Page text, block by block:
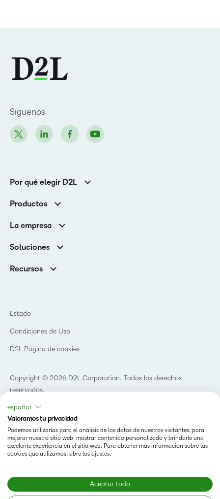
Síguenos
Por qué elegir D2L
Clientes corporativos
Productos
Servicios y asistencia
Asistencia
La empresa
Contactos y ubicaciones
Sala de Prensa
Soluciones
Educación primaria y secundaria
Organizaciones de capacitación
Recursos
Comunidad
Copyright © 2026 D2L Corporation. Todos los derechos
reservados.
Estado
Condiciones de Uso
D2L Página de cookies
español
Valoramos tu privacidad
Podemos utilizarlas para el análisis de los datos de nuestros visitantes, para
mejorar nuestro sitio web, mostrar contenido personalizado y brindarle una
excelente experiencia en el sitio web. Para obtener más información sobre las
cookies que utilizamos, abre los ajustes.
Aceptar todo